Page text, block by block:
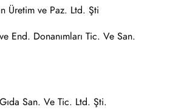
Üretim ve Paz. Ltd. Şti
End. Donanımları Tic. Ve San.
San. Ve Tic. Ltd. Şti.